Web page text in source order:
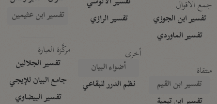
جمع الأقوال
تفسير ابن الجوزي
تفسير الماوردي
منتقاة
تفسير ابن القيم
تفسير الرازي
أخرى
أضواء البيان
نظم الدرر للبقاعي
تفسير ابن عثيمين
مركَّزة العبارة
تفسير الجلالين
جامع البيان للإيجي
تفسير البيضاوي